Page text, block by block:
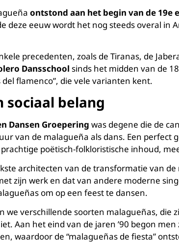
ontstond aan het begin van de 19e
deze eeuw wordt het nog steeds overal
precedenten, zoals de Tiranas, de
Dansschool sinds het midden van de
flamenco”, die vele varianten kent.
sociaal belang
Dansen Groepering was degene die de
van de malagueña als dans. Een
poëtisch-folkloristische inhoud,
architecten van de transformatie van
zijn werk en dat van andere moderne
om op een feest te dansen.
we verschillende soorten malagueñas,
Aan het eind van de jaren ’90 begon
waardoor de “malagueñas de fiesta”